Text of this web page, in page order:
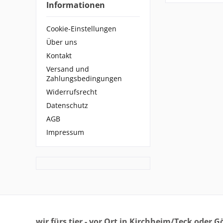
Informationen
Cookie-Einstellungen
Über uns
Kontakt
Versand und
Zahlungsbedingungen
Widerrufsrecht
Datenschutz
AGB
Impressum